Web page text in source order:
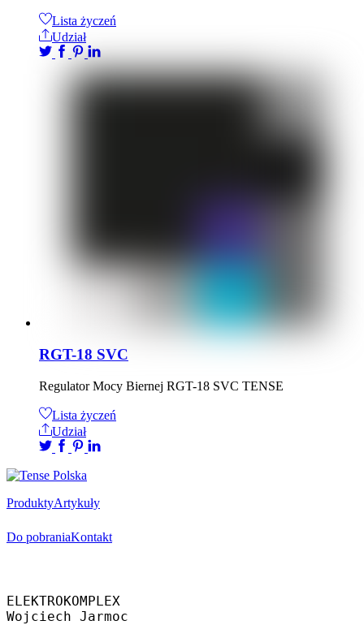
Lista życzeń
Udział
RGT-18 SVC
Regulator Mocy Biernej RGT-18 SVC TENSE
Lista życzeń
Udział
ProduktyArtykuły
Do pobraniaKontakt
ELEKTROKOMPLEX
Wojciech Jarmoc